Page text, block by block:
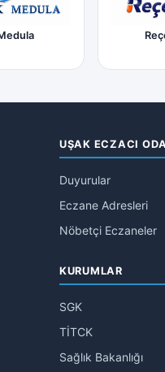
UŞAK ECZACI
Duyurular
Eczane Adresleri
Nöbetçi Eczaneler
KURUMLAR
SGK
TİTCK
Sağlık Bakanlığı